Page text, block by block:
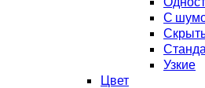
С
Узкие
Цвет